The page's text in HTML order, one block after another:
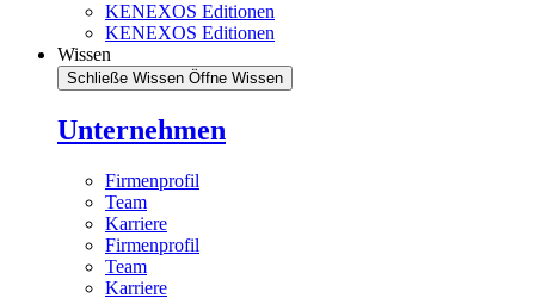
KENEXOS Editionen
KENEXOS Editionen
Wissen
Schließe Wissen Öffne Wissen
Unternehmen
Firmenprofil
Team
Karriere
Firmenprofil
Team
Karriere